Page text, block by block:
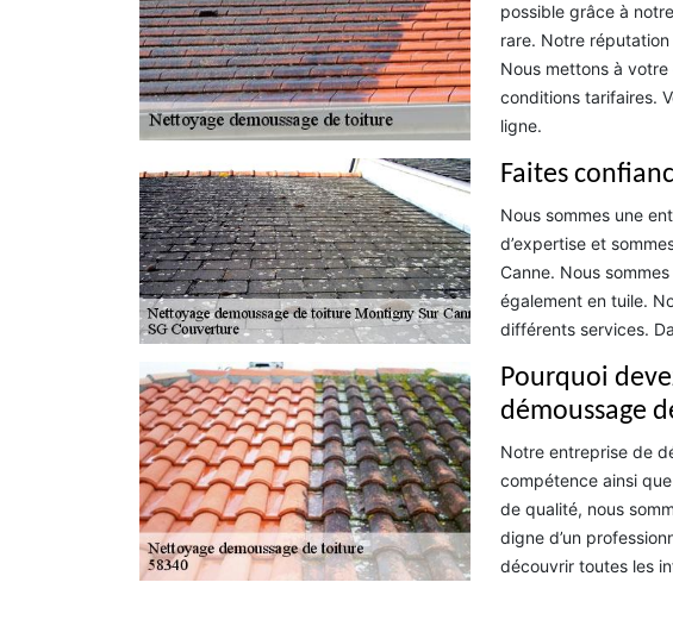
possible grâce à
rare. Notre
Nous mettons à
conditions tarifaires.
ligne.
Faites
Nous sommes une
d’expertise et
Canne. Nous
également en tuile.
différents services.
Pourquoi
démoussage
Notre entreprise de
compétence ainsi
de qualité, nous
digne d’un
découvrir toutes les